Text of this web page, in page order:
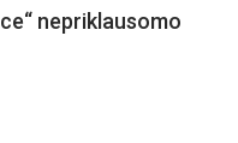
nepriklausomo